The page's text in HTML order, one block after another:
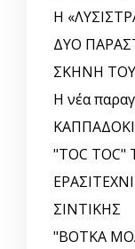
Η
ΔΥΟ
ΣΚΗΝΗ ΤΟΥ
Η νέα
"TOC
ΣΙΝΤΙΚΗΣ
"ΒΟΤΚΑ